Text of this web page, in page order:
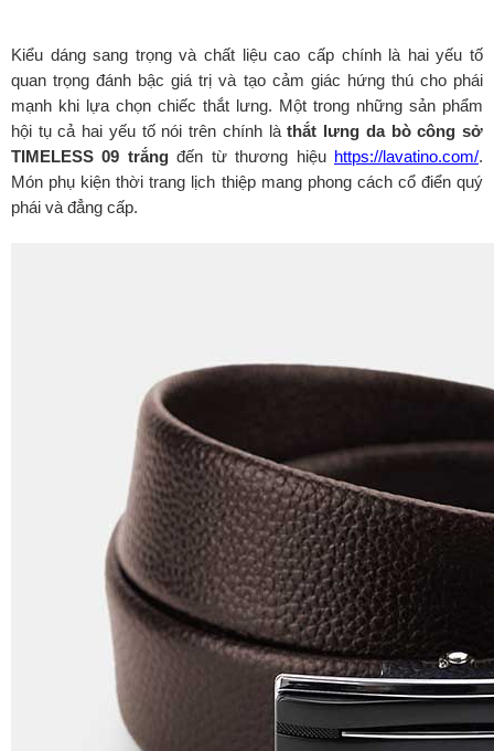
Kiểu dáng sang trọng và chất liệu cao cấp chính là hai yếu tố
quan trọng đánh bậc giá trị và tạo cảm giác hứng thú cho phái
mạnh khi lựa chọn chiếc thắt lưng. Một trong những sản phẩm
hội tụ cả hai yếu tố nói trên chính làthắt lưng da bò công sở
TIMELESS 09 trắngđến từ thương hiệu https://lavatino.com/.
Món phụ kiện thời trang lịch thiệp mang phong cách cổ điển quý
phái và đẳng cấp.